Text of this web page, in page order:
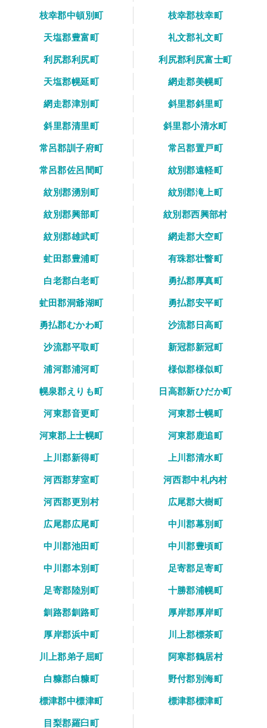
枝幸郡中頓別町
枝幸郡枝幸町
天塩郡豊富町
礼文郡礼文町
利尻郡利尻町
利尻郡利尻富士町
天塩郡幌延町
網走郡美幌町
網走郡津別町
斜里郡斜里町
斜里郡清里町
斜里郡小清水町
常呂郡訓子府町
常呂郡置戸町
常呂郡佐呂間町
紋別郡遠軽町
紋別郡湧別町
紋別郡滝上町
紋別郡興部町
紋別郡西興部村
紋別郡雄武町
網走郡大空町
虻田郡豊浦町
有珠郡壮瞥町
白老郡白老町
勇払郡厚真町
虻田郡洞爺湖町
勇払郡安平町
勇払郡むかわ町
沙流郡日高町
沙流郡平取町
新冠郡新冠町
浦河郡浦河町
様似郡様似町
幌泉郡えりも町
日高郡新ひだか町
河東郡音更町
河東郡士幌町
河東郡上士幌町
河東郡鹿追町
上川郡新得町
上川郡清水町
河西郡芽室町
河西郡中札内村
河西郡更別村
広尾郡大樹町
広尾郡広尾町
中川郡幕別町
中川郡池田町
中川郡豊頃町
中川郡本別町
足寄郡足寄町
足寄郡陸別町
十勝郡浦幌町
釧路郡釧路町
厚岸郡厚岸町
厚岸郡浜中町
川上郡標茶町
川上郡弟子屈町
阿寒郡鶴居村
白糠郡白糠町
野付郡別海町
標津郡中標津町
標津郡標津町
目梨郡羅臼町